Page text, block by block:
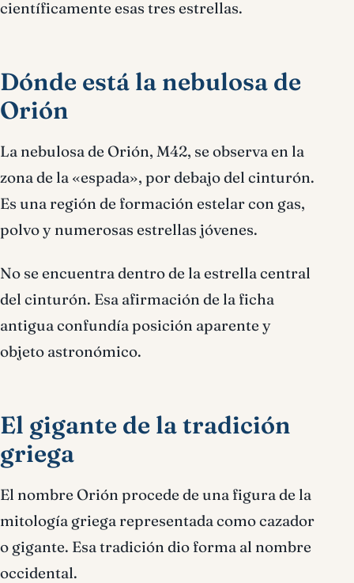
científicamente esas tres estrellas.
Dónde está la nebulosa de
Orión
La nebulosa de Orión, M42, se observa en la
zona de la «espada», por debajo del cinturón.
Es una región de formación estelar con gas,
polvo y numerosas estrellas jóvenes.
No se encuentra dentro de la estrella central
del cinturón. Esa afirmación de la ficha
antigua confundía posición aparente y
objeto astronómico.
El gigante de la tradición
griega
El nombre Orión procede de una figura de la
mitología griega representada como cazador
o gigante. Esa tradición dio forma al nombre
occidental.